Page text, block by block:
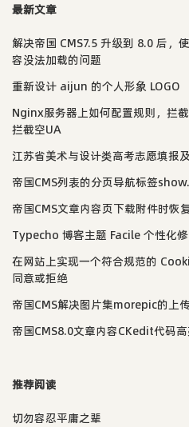
最新文章
解决帝国 CMS7.5 升级到 8.0 后，
容没法加载的问题
重新设计 aijun 的个人形象 LOGO
Nginx服务器上如何配置规则，拦
拦截空UA
江苏省美术与设计类高考志愿填报
帝国CMS列表的分页导航标签
帝国CMS文章内容页下载附件时恢
Typecho 博客主题 Facile 个性化
在网站上实现一个符合规范的
同意或拒绝
帝国CMS解决图片集morepic的上
帝国CMS8.0文章内容CKedit代码
推荐阅读
切勿容忍平庸之辈